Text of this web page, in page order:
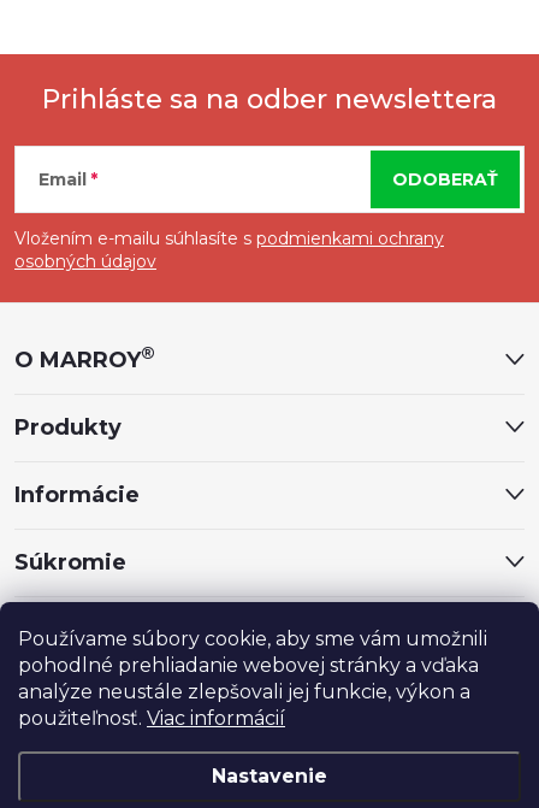
Používame súbory cookie, aby sme vám umožnili
pohodlné prehliadanie webovej stránky a vďaka
analýze neustále zlepšovali jej funkcie, výkon a
použiteľnosť. Viac informácií
Nastavenie
Z
á
p
ä
e
Prihláste sa na odber newslettera
Email
Vložením e-mailu súhlasíte s podmienkami ochrany
osobných údajov
ODOBERAŤ
O MARROY®
Produkty
Informácie
Súkromie
Sociálne siete